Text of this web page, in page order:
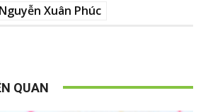
Xuân Phúc
QUAN